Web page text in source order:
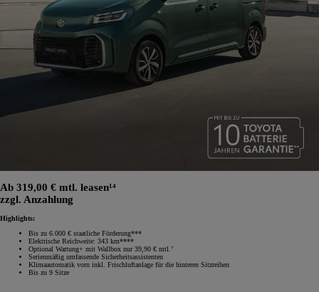
Ab 319,00 € mtl. leasen¹⁴
zzgl. Anzahlung
Highlights:
Bis zu 6.000 € staatliche Förderung***
Elektrische Reichweite: 343 km****
Optional Wartung+ mit Wallbox nur 39,90 € mtl.⁷
Serienmäßig umfassende Sicherheitsassistenten
Klimaautomatik vorn inkl. Frischluftanlage für die hinteren Sitzreihen
Bis zu 9 Sitze